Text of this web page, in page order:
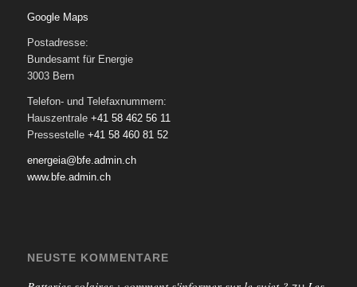
Google Maps
Postadresse:
Bundesamt für Energie
3003 Bern
Telefon- und Telefaxnummern:
Hauszentrale +41 58 462 56 11
Pressestelle +41 58 460 81 52
energeia@bfe.admin.ch
www.bfe.admin.ch
NEUSTE KOMMENTARE